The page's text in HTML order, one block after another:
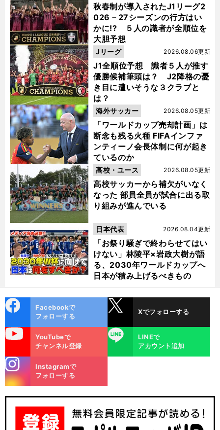
秋春制が導入されたJ1リーグ2
026－27シーズンの行方はい
かに!? ５人の識者が全順位を
大胆予想
J1全順位予想 識者５人が推す
優勝候補筆頭は？ J2降格の憂
き目に遭いそうな３クラブと
は？
2026.08.06更新
Jリーグ
「ワールドカップ売却計画」は
断念も残る火種 FIFAインファ
ンティーノ会長体制に何が起き
ているのか
2026.08.05更新
海外サッカー
高校サッカーから補欠がいなく
なった 部員全員が試合に出る取
り組みが進んでいる
2026.08.05更新
高校・ユース
「お祭り騒ぎで終わらせてはい
けない」林陵平×岩政大樹が語
る、2030年ワールドカップへ
日本が積み上げるべきもの
2026.08.04更新
日本代表
ok
Facebookで
フォローする
Xでフォローする
YouTubeで
チャンネル登録
LINE
LINEで
アカウント追加
m
Instagramで
フォローする